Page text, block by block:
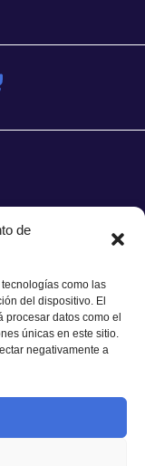
de
como las
del dispositivo. El
datos como el
únicas en este sitio.
negativamente a
Campus